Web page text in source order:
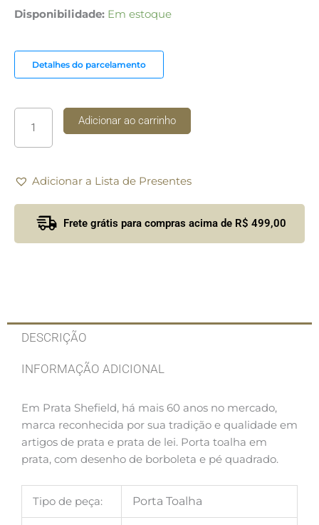
Disponibilidade: Em estoque
Detalhes do parcelamento
Porta
Shefield
Plate
Adicionar ao carrinho
Adicionar a Lista de Presentes
Frete grátis para compras acima de R$ 499,00
DESCRIÇÃO
INFORMAÇÃO ADICIONAL
Em Prata Shefield, há mais 60 anos no mercado,
marca reconhecida por sua tradição e qualidade em
artigos de prata e prata de lei. Porta toalha em
prata, com desenho de borboleta e pé quadrado.
Tipo de peça: Porta Toalha